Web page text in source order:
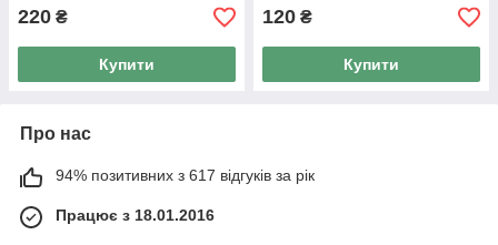
220 ₴
Купити
120 ₴
Купити
Про нас
94% позитивних з 617 відгуків за рік
Працює з 18.01.2016